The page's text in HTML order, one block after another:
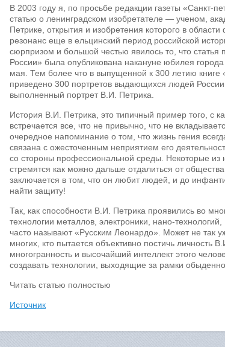
В 2003 году я, по просьбе редакции газеты «Санкт-
статью о ленинградском изобретателе — ученом,
Петрике, открытия и изобретения которого в
резонанс еще в ельцинский период российской
сюрпризом и большой честью явилось то, что
России» была опубликована накануне юбилея
мая. Тем более что в выпущенной к 300 летию
приведено 300 портретов выдающихся людей
выполненный портрет В.И. Петрика.
История В.И. Петрика, это типичный пример того, с
встречается все, что не привычно, что не
очередное напоминание о том, что жизнь гения
связана с ожесточенным неприятием его
со стороны профессиональной среды. Некоторые из
стремятся как можно дальше отдалиться от
заключается в том, что он любит людей, и до
найти защиту!
Так, как способности В.И. Петрика проявились во
технологии металлов, электроники, нано-
часто называют «Русским Леонардо». Может не так
многих, кто пытается объективно постичь личность
многогранность и высочайший интеллект этого
создавать технологии, выходящие за рамки
Читать статью полностью
Источник